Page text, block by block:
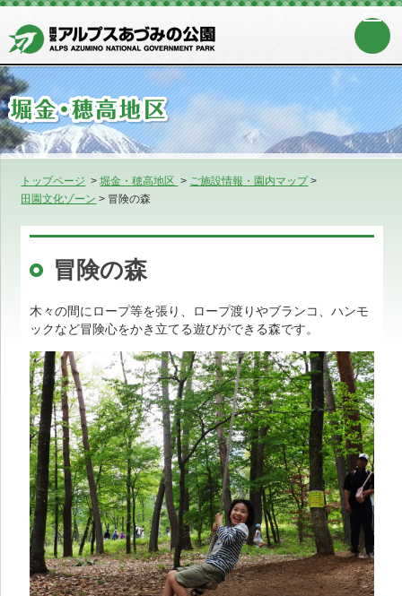
トップページ > 堀金・穂高地区 > ご施設情報・園内マップ >
田園文化ゾーン > 冒険の森
冒険の森
木々の間にロープ等を張り、ロープ渡りやブランコ、ハンモ
ックなど冒険心をかき立てる遊びができる森です。